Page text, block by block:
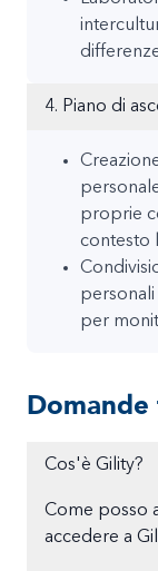
4. Piano di
proprie
contesto
per
Cos'è Gility?
Come posso
accedere a